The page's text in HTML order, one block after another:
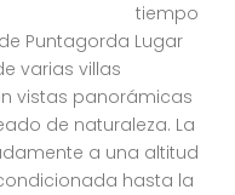
tiempo
Puntagorda Lugar
varias villas
vistas panorámicas
de naturaleza. La
a una altitud
hasta la